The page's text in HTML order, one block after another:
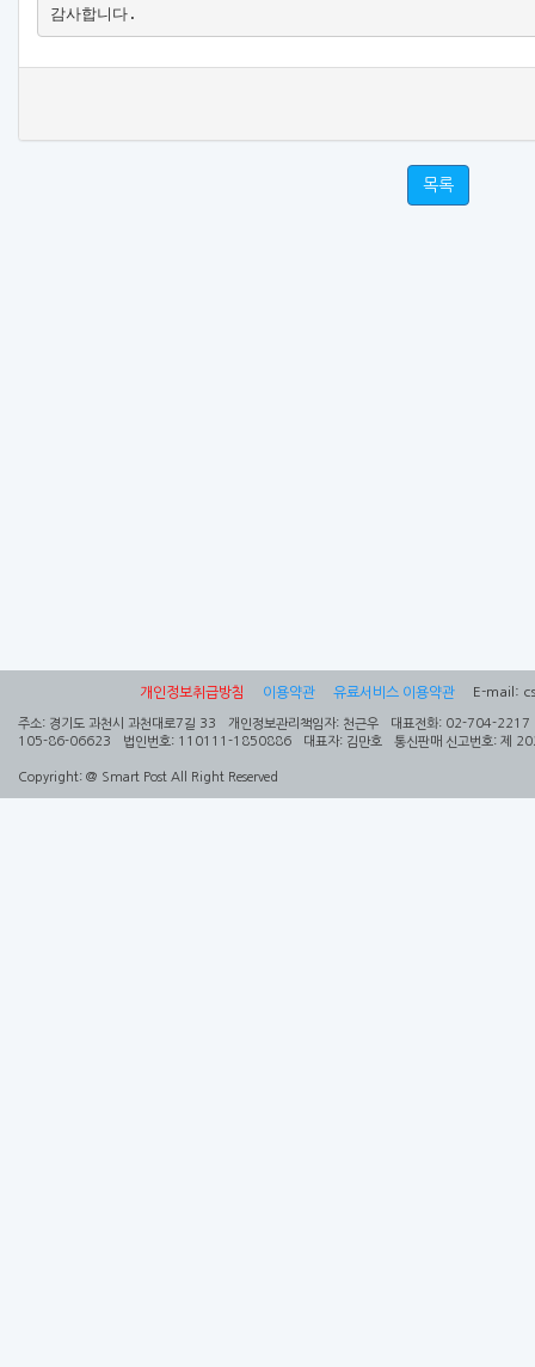
감사합니다.
목록
개인정보취급방침 이용약관 유료서비스 이용약관 E-mail:
주소: 경기도 과천시 과천대로7길 33 개인정보관리책임자: 천근우 대표전화: 02-704-2217
105-86-06623
법인번호: 110111-1850886 대표자: 김만호 통신판매 신고번호: 제
Copyright: @ Smart Post All Right Reserved